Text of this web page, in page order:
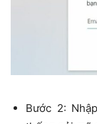
Bước 2: